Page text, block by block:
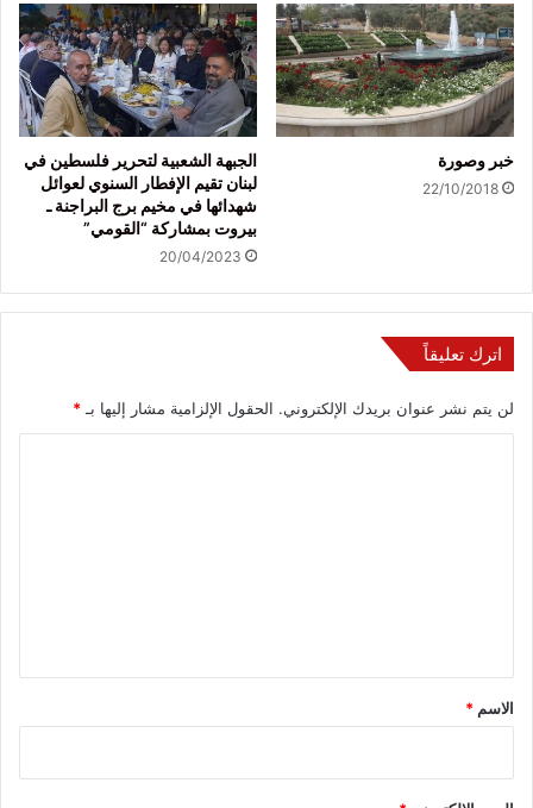
خبر وصورة
22/10/2018
الجبهة الشعبية لتحرير فلسطين في
لبنان تقيم الإفطار السنوي لعوائل
شهدائها في مخيم برج البراجنة ـ
بيروت بمشاركة “القومي”
20/04/2023
اترك تعليقاً
لن يتم نشر عنوان بريدك الإلكتروني. الحقول الإلزامية مشار إليها بـ*
*
الاسم *